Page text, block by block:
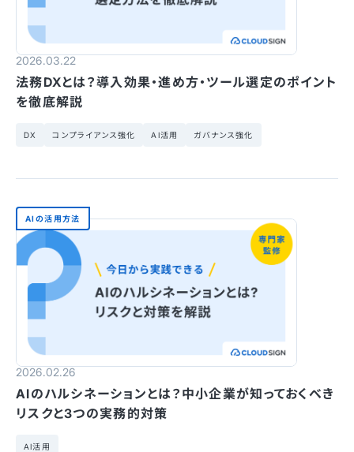
2026.03.22
法務DXとは？導入効果・進め方・ツール選定のポイント
を徹底解説
DX コンプライアンス強化 AI活用 ガバナンス強化
AIの活用方法
2026.02.26
AIのハルシネーションとは？中小企業が知っておくべき
リスクと3つの実務的対策
AI活用